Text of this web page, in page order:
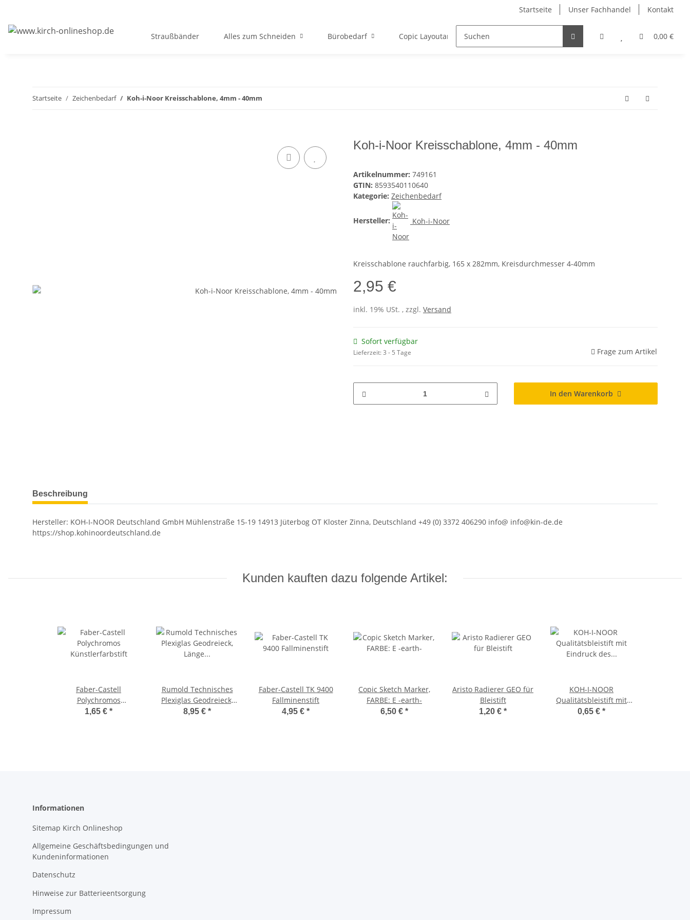
Startseite Unser Fachhandel Kontakt
0,00 €
Straußbänder Alles zum Schneiden Bürobedarf Copic Layoutartikel Dahle Schneidemaschinen Edding Stifte
Startseite Zeichenbedarf Koh-i-Noor Kreisschablone, 4mm - 40mm
Koh-i-Noor Kreisschablone, 4mm - 40mm
Artikelnummer: 749161
GTIN: 8593540110640
Kategorie: Zeichenbedarf
Hersteller: Koh-i-Noor
Kreisschablone rauchfarbig, 165 x 282mm, Kreisdurchmesser 4-40mm
2,95 €
inkl. 19% USt. , zzgl. Versand
Sofort verfügbar
Lieferzeit:3 - 5 Tage Frage zum Artikel
In den Warenkorb
Beschreibung
Hersteller: KOH-I-NOOR Deutschland GmbH Mühlenstraße 15-19 14913 Jüterbog OT Kloster Zinna, Deutschland +49 (0) 3372 406290 info@ info@kin-de.de
https://shop.kohinoordeutschland.de
Kunden kauften dazu folgende Artikel:
Faber-Castell
Polychromos
Künstlerfarbstift
1,65 € *
Rumold Technisches
Plexiglas Geodreieck,
Länge Hypotenuse:
8,95 € *
Faber-Castell TK 9400
Fallminenstift
4,95 € *
Copic Sketch Marker,
FARBE: E -earth-
6,50 € *
Aristo Radierer GEO für
Bleistift
1,20 € *
KOH-I-NOOR
Qualitätsbleistift mit
Eindruck des
0,65 € *
Informationen
Sitemap Kirch Onlineshop
Allgemeine Geschäftsbedingungen und
Kundeninformationen
Datenschutz
Hinweise zur Batterieentsorgung
Impressum